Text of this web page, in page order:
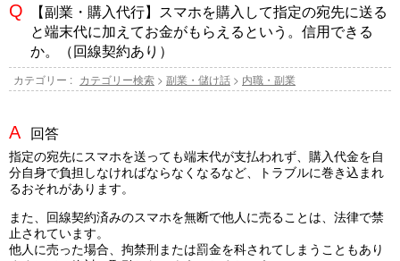
【副業・購入代行】スマホを購入して指定の宛先に送る
と端末代に加えてお金がもらえるという。信用できる
か。（回線契約あり）
カテゴリー : カテゴリー検索 > 副業・儲け話 > 内職・副業
回答
指定の宛先にスマホを送っても端末代が支払われず、購入代金を自
分自身で負担しなければならなくなるなど、トラブルに巻き込まれ
るおそれがあります。
また、回線契約済みのスマホを無断で他人に売ることは、法律で禁
止されています。
他人に売った場合、拘禁刑または罰金を科されてしまうこともあり